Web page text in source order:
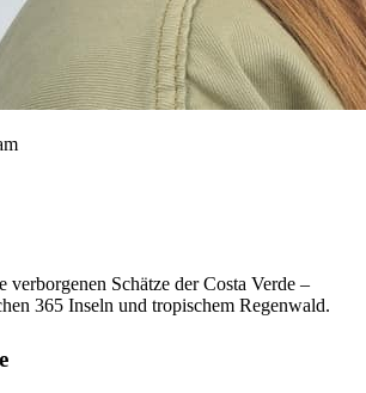
verborgenen Schätze der Costa Verde –
365 Inseln und tropischem Regenwald.